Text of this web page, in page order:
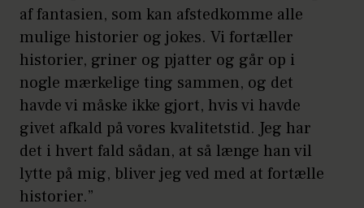
af fantasien, som kan afstedkomme alle
mulige historier og jokes. Vi fortæller
historier, griner og pjatter og går op i
nogle mærkelige ting sammen, og det
havde vi måske ikke gjort, hvis vi havde
givet afkald på vores kvalitetstid. Jeg har
det i hvert fald sådan, at så længe han vil
lytte på mig, bliver jeg ved med at fortælle
historier.”